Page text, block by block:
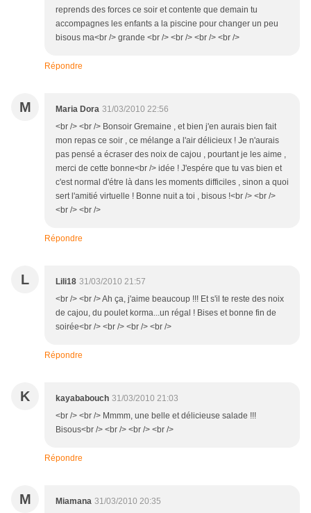
reprends des forces ce soir et contente que demain tu
accompagnes les enfants a la piscine pour changer un peu
bisous ma<br /> grande <br /> <br /> <br /> <br />
Répondre
M Maria Dora 31/03/2010 22:56
<br /> <br /> Bonsoir Gremaine , et bien j'en aurais bien fait
mon repas ce soir , ce mélange a l'air délicieux ! Je n'aurais
pas pensé a écraser des noix de cajou , pourtant je les aime ,
merci de cette bonne<br /> idée ! J'espére que tu vas bien et
c'est normal d'étre là dans les moments difficiles , sinon a quoi
sert l'amitié virtuelle ! Bonne nuit a toi , bisous !<br /> <br />
<br /> <br />
Répondre
L Lili18 31/03/2010 21:57
<br /> <br /> Ah ça, j'aime beaucoup !!! Et s'il te reste des noix
de cajou, du poulet korma...un régal ! Bises et bonne fin de
soirée<br /> <br /> <br /> <br />
Répondre
K kayababouch 31/03/2010 21:03
<br /> <br /> Mmmm, une belle et délicieuse salade !!!
Bisous<br /> <br /> <br /> <br />
Répondre
M Miamana 31/03/2010 20:35